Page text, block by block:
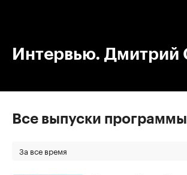
Интервью. Дмитрий
Все выпуски программы
За все время